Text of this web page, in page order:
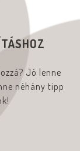
Jó lenne
néhány tipp